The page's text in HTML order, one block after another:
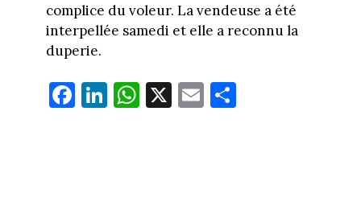
complice du voleur. La vendeuse a été
interpellée samedi et elle a reconnu la
duperie.
Fa
ce
Li
nk
W
ha
X E
m
Pa